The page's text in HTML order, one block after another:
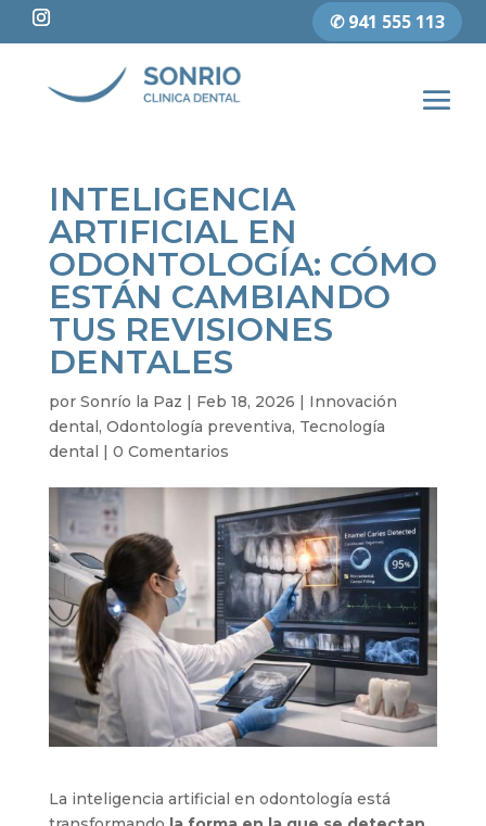
✆ 941 555 113
INTELIGENCIA
ARTIFICIAL EN
ODONTOLOGÍA: CÓMO
ESTÁN CAMBIANDO
TUS REVISIONES
DENTALES
por Sonrío la Paz Feb 18, 2026
Innovación
dental , Odontología preventiva, Tecnología
dental
0 Comentarios
La inteligencia artificial en odontología está